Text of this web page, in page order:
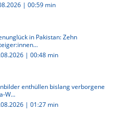
| 00:59 min
in Pakistan: Zehn
| 00:48 min
enthüllen bislang verborgene
W...
| 01:27 min